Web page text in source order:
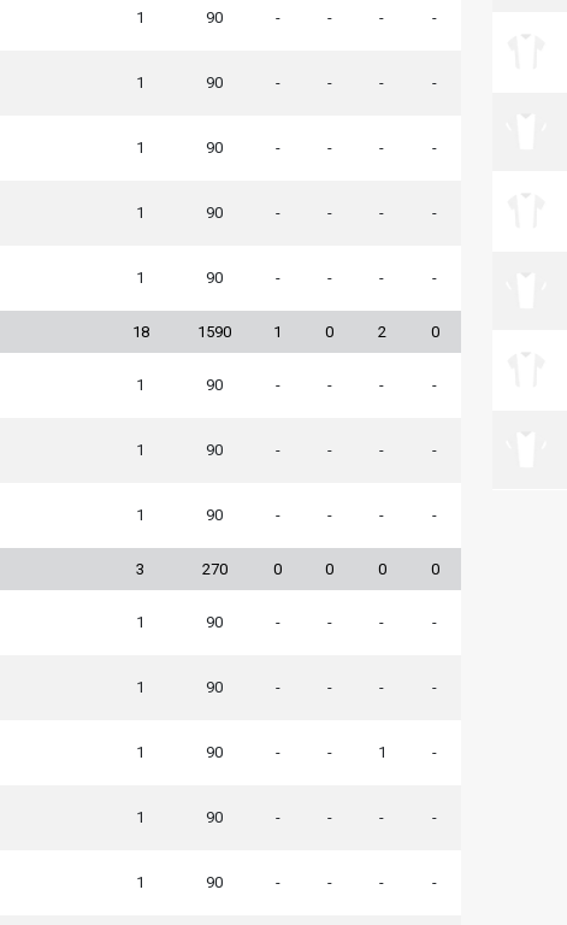
1 90 - - - -
1 90 - - - -
1 90 - - - -
1 90 - - - -
1 90 - - - -
18 1590 1 0 2 0
1 90 - - - -
1 90 - - - -
1 90 - - - -
3 270 0 0 0 0
1 90 - - - -
1 90 - - - -
1 90 - - 1 -
1 90 - - - -
1 90 - - - -